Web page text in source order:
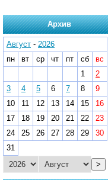
Архив
Август - 2026
пн
вт ср чт пт сб
вс
1
2
3
4 5 6 7 8
9
10
11 12 13 14 15
16
17
18 19 20 21 22
23
24
25 26 27 28 29
30
31
>